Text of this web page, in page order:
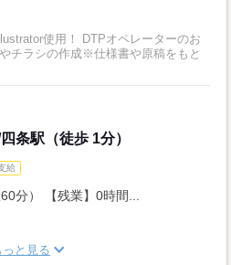
使用！ DTPオペレーターのお
条駅（徒歩 1分）
給
分） 【残業】0時間...
っと見る